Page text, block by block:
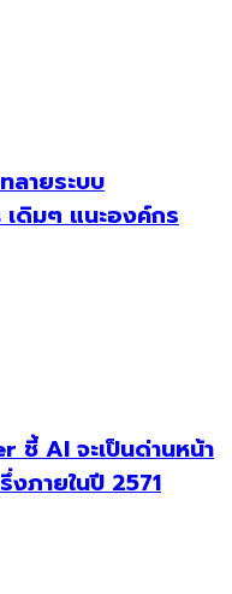
ลายระบบ
ดิมๆ แนะองค์กร
ชี้ AI จะเป็นด่านหน้า
ภายในปี 2571